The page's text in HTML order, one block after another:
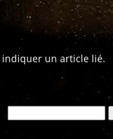
indiquer un article lié.